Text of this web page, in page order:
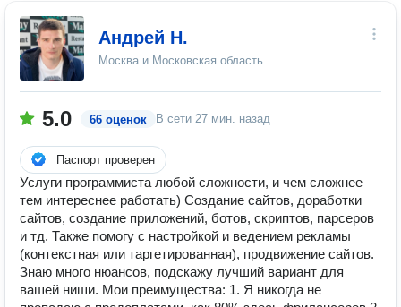
Андрей Н.
Москва и Московская область
5.0 66 оценок В сети 27 мин. назад
Паспорт проверен
Услуги программиста любой сложности, и чем сложнее
тем интереснее работать) Создание сайтов, доработки
сайтов, создание приложений, ботов, скриптов, парсеров
и тд. Также помогу с настройкой и ведением рекламы
(контекстная или таргетированная), продвижение сайтов.
Знаю много нюансов, подскажу лучший вариант для
вашей ниши. Мои преимущества: 1. Я никогда не